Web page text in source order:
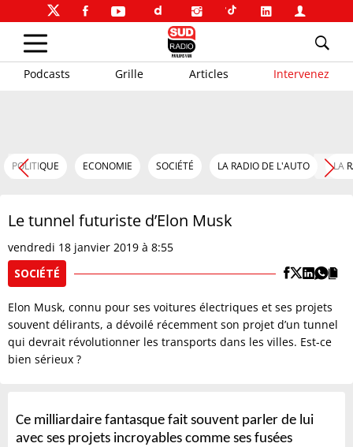
Podcasts Grille Articles Intervenez
POLITIQUE ECONOMIE SOCIÉTÉ LA RADIO DE L'AUTO LA
Le tunnel futuriste d’Elon Musk
vendredi 18 janvier 2019 à 8:55
SOCIÉTÉ
Elon Musk, connu pour ses voitures électriques et ses projets
souvent délirants, a dévoilé récemment son projet d’un tunnel
qui devrait révolutionner les transports dans les villes. Est-ce
bien sérieux ?
Ce milliardaire fantasque fait souvent parler de lui
avec ses projets incroyables comme ses fusées